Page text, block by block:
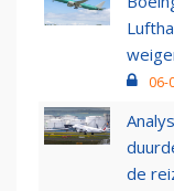
06-
de